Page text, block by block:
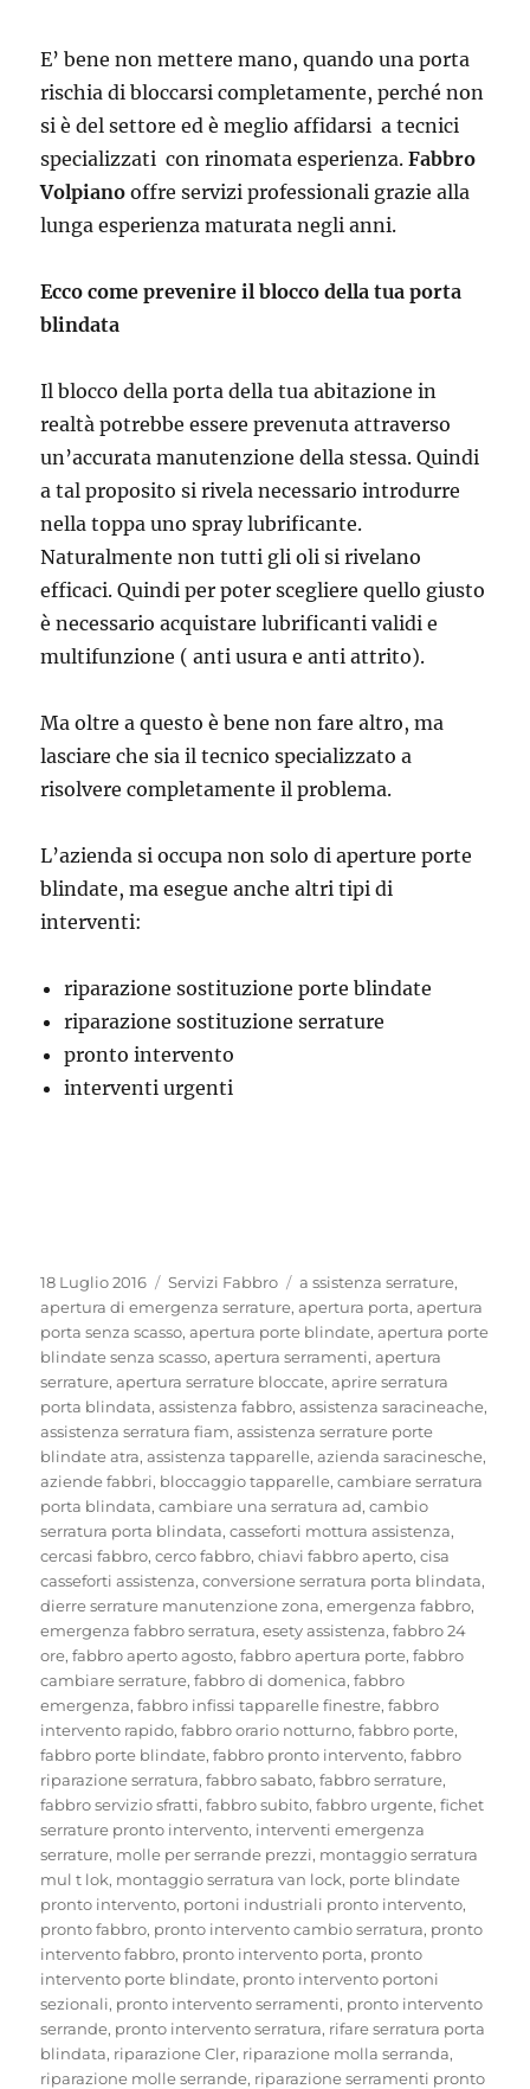
E’ bene non mettere mano, quando una porta
rischia di bloccarsi completamente, perché non
si è del settore ed è meglio affidarsi a tecnici
specializzati con rinomata esperienza. Fabbro
Volpiano offre servizi professionali grazie alla
lunga esperienza maturata negli anni.
Ecco come prevenire il blocco della tua porta
blindata
Il blocco della porta della tua abitazione in
realtà potrebbe essere prevenuta attraverso
un’accurata manutenzione della stessa. Quindi
a tal proposito si rivela necessario introdurre
nella toppa uno spray lubrificante.
Naturalmente non tutti gli oli si rivelano
efficaci. Quindi per poter scegliere quello giusto
è necessario acquistare lubrificanti validi e
multifunzione ( anti usura e anti attrito).
Ma oltre a questo è bene non fare altro, ma
lasciare che sia il tecnico specializzato a
risolvere completamente il problema.
L’azienda si occupa non solo di aperture porte
blindate, ma esegue anche altri tipi di
interventi:
riparazione sostituzione porte blindate
riparazione sostituzione serrature
pronto intervento
interventi urgenti
Pubblicato
il
18 Luglio 2016 Categorie
Servizi Fabbro Tag
a ssistenza serrature,
apertura di emergenza serrature,apertura porta,apertura
porta senza scasso,apertura porte blindate,apertura porte
blindate senza scasso,apertura serramenti,apertura
serrature,apertura serrature bloccate,aprire serratura
porta blindata,assistenza fabbro,assistenza saracineache,
assistenza serratura fiam,assistenza serrature porte
blindate atra,assistenza tapparelle,azienda saracinesche,
aziende fabbri, bloccaggio tapparelle,cambiare serratura
porta blindata,cambiare una serratura ad,cambio
serratura porta blindata,casseforti mottura assistenza,
cercasi fabbro,cerco fabbro,chiavi fabbro aperto,cisa
casseforti assistenza,conversione serratura porta blindata,
dierre serrature manutenzione zona,emergenza fabbro,
emergenza fabbro serratura,esety assistenza,fabbro 24
ore,fabbro aperto agosto,fabbro apertura porte,fabbro
cambiare serrature,fabbro di domenica,fabbro
emergenza,fabbro infissi tapparelle finestre,fabbro
intervento rapido,fabbro orario notturno,fabbro porte,
fabbro porte blindate,fabbro pronto intervento,fabbro
riparazione serratura,fabbro sabato,fabbro serrature,
fabbro servizio sfratti,fabbro subito,fabbro urgente,fichet
serrature pronto intervento, interventi emergenza
serrature, molle per serrande prezzi, montaggio serratura
mul t lok, montaggio serratura van lock, porte blindate
pronto intervento, portoni industriali pronto intervento,
pronto fabbro, pronto intervento cambio serratura, pronto
intervento fabbro, pronto intervento porta, pronto
intervento porte blindate, pronto intervento portoni
sezionali, pronto intervento serramenti, pronto intervento
serrande, pronto intervento serratura, rifare serratura porta
blindata, riparazione Cler, riparazione molla serranda,
riparazione molle serrande, riparazione serramenti pronto